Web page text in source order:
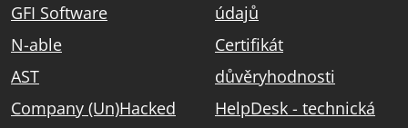
GFI Software
N-able
AST
Company (Un)Hacked
údajů
Certifikát
důvěryhodnosti
HelpDesk - technická